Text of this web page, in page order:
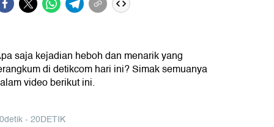
saja kejadian heboh dan menarik yang
di detikcom hari ini? Simak semuanya
video berikut ini.
- 20DETIK